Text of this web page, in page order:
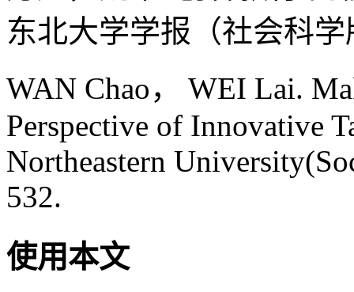
东北大学学报（社会科学
WAN Chao， WEI Lai.
Perspective of Innovative
Northeastern
532.
使用本文